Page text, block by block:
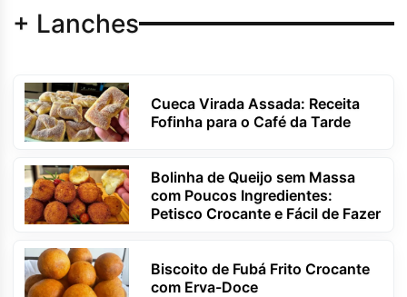
+ Lanches
Cueca Virada Assada: Receita
Fofinha para o Café da Tarde
Bolinha de Queijo sem Massa
com Poucos Ingredientes:
Petisco Crocante e Fácil de Fazer
Biscoito de Fubá Frito Crocante
com Erva-Doce